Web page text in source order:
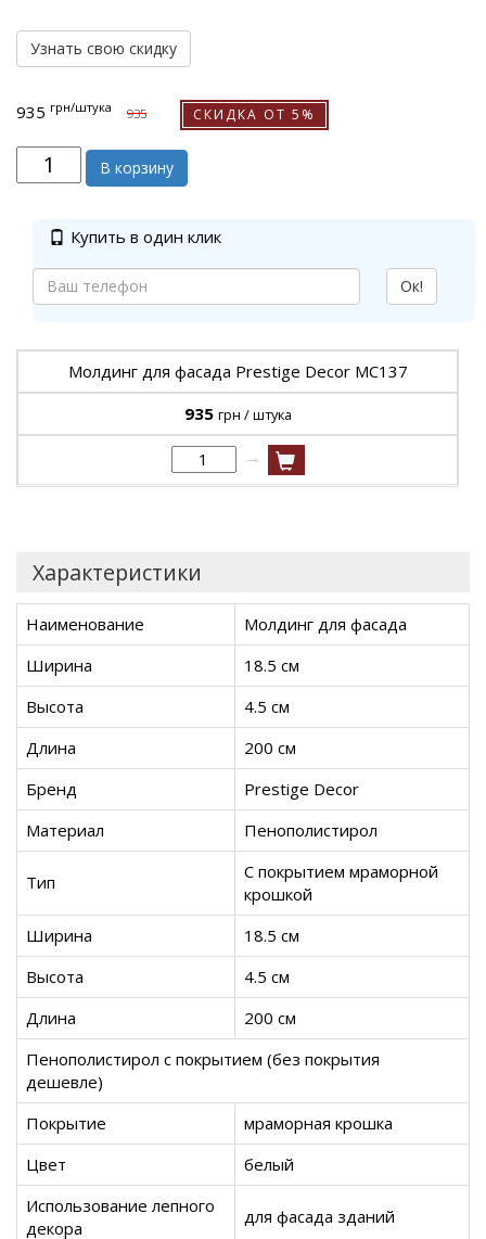
Узнать свою скидку
935 грн/штука 935 СКИДКА ОТ 5%
В корзину
Купить в один клик
Ок!
Молдинг для фасада Prestige Decor MC137
935 грн / штука
→
Характеристики
Наименование
Молдинг для фасада
Ширина
18.5 см
Высота
4.5 см
Длина
200 см
Бренд
Prestige Decor
Материал
Пенополистирол
Тип
С покрытием мраморной
крошкой
Ширина
18.5 см
Высота
4.5 см
Длина
200 см
Пенополистирол с покрытием (без покрытия
дешевле)
Покрытие
мраморная крошка
Цвет
белый
Использование лепного
декора
для фасада зданий